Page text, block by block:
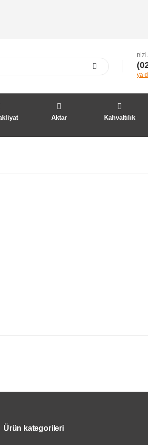
BIZI
ya
Aktar Kahvaltılık
Ürün kategorileri